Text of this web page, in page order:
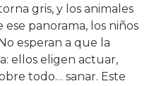
gris, y los animales
panorama, los niños
esperan a que la
ellos eligen actuar,
todo… sanar. Este